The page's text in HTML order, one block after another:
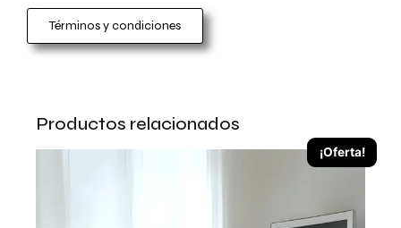
Términos y condiciones
Productos relacionados
¡Oferta!